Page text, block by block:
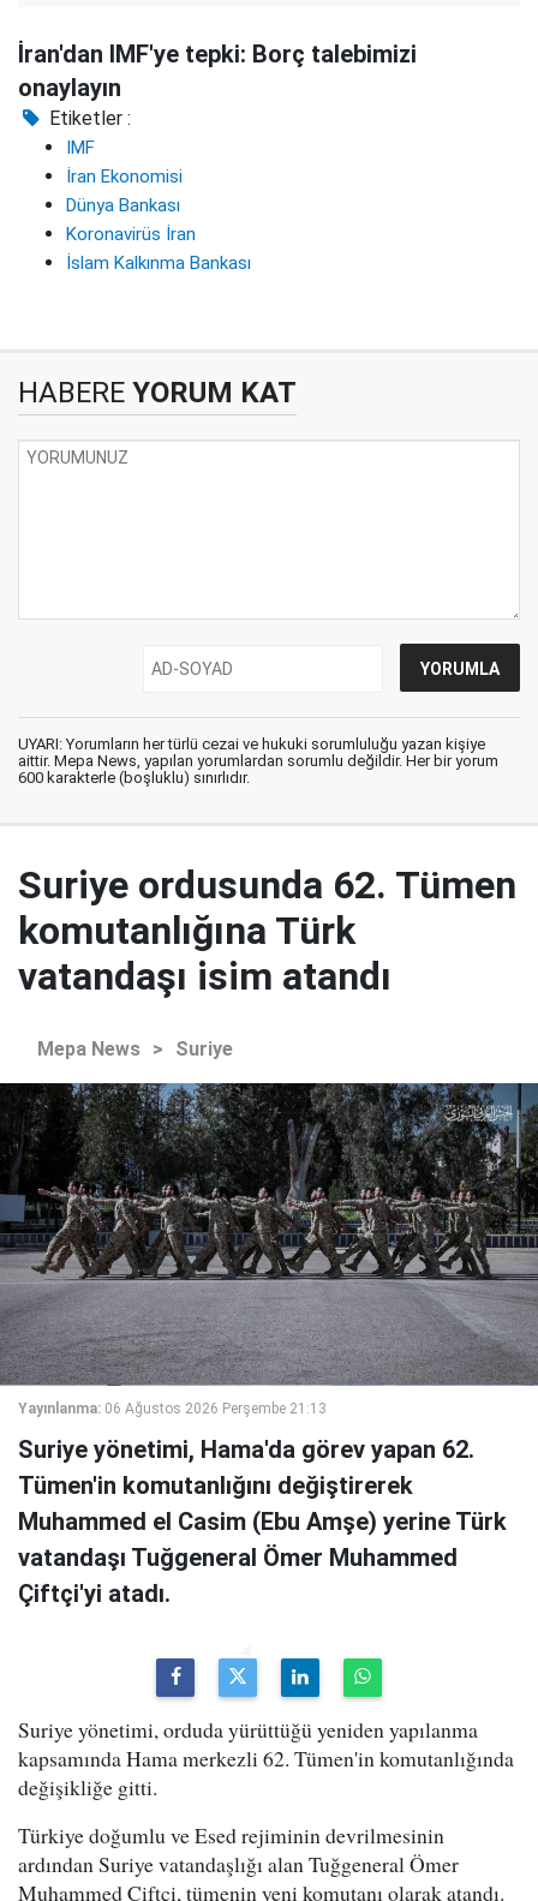
İran'dan IMF'ye tepki: Borç talebimizi
onaylayın
Etiketler :
IMF
İran Ekonomisi
Dünya Bankası
Koronavirüs İran
İslam Kalkınma Bankası
HABERE YORUM KAT
UYARI: Yorumların her türlü cezai ve hukuki sorumluluğu yazan kişiye
aittir. Mepa News, yapılan yorumlardan sorumlu değildir. Her bir yorum
600 karakterle (boşluklu) sınırlıdır.
Suriye ordusunda 62. Tümen
komutanlığına Türk
vatandaşı isim atandı
Mepa News > Suriye
Yayınlanma: 06 Ağustos 2026 Perşembe 21:13
Suriye yönetimi, Hama'da görev yapan 62.
Tümen'in komutanlığını değiştirerek
Muhammed el Casim (Ebu Amşe) yerine Türk
vatandaşı Tuğgeneral Ömer Muhammed
Çiftçi'yi atadı.
Suriye yönetimi, orduda yürüttüğü yeniden yapılanma
kapsamında Hama merkezli 62. Tümen'in komutanlığında
değişikliğe gitti.
Türkiye doğumlu ve Esed rejiminin devrilmesinin
ardından Suriye vatandaşlığı alan Tuğgeneral Ömer
Muhammed Çiftçi, tümenin yeni komutanı olarak atandı.